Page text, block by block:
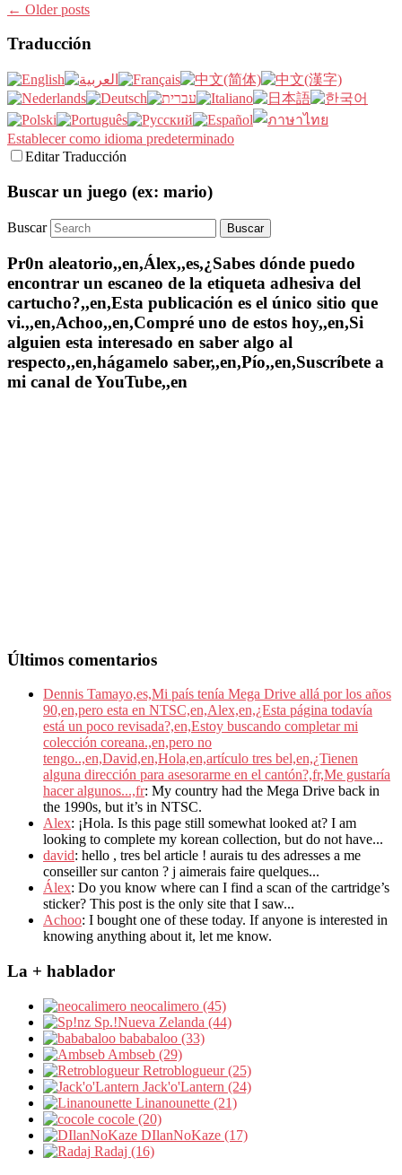
← Older posts
Traducción
Establecer como idioma predeterminado
Editar Traducción
Buscar un juego (ex: mario)
Buscar
Pr0n aleatorio,,en,Álex,,es,¿Sabes dónde puedo
encontrar un escaneo de la etiqueta adhesiva del
cartucho?,,en,Esta publicación es el único sitio que
vi.,,en,Achoo,,en,Compré uno de estos hoy,,en,Si
alguien esta interesado en saber algo al
respecto,,en,hágamelo saber,,en,Pío,,en,Suscríbete a
mi canal de YouTube,,en
Últimos comentarios
Dennis Tamayo,es,Mi país tenía Mega Drive allá por los años
90,en,pero esta en NTSC,en,Alex,en,¿Esta página todavía
está un poco revisada?,en,Estoy buscando completar mi
colección coreana.,en,pero no
tengo..,en,David,en,Hola,en,artículo tres bel,en,¿Tienen
alguna dirección para asesorarme en el cantón?,fr,Me gustaría
hacer algunos...,fr: My country had the Mega Drive back in
the 1990s, but it’s in NTSC.
Alex: ¡Hola. Is this page still somewhat looked at? I am
looking to complete my korean collection, but do not have...
david: hello , tres bel article ! aurais tu des adresses a me
conseiller sur canton ? j aimerais faire quelques...
Álex: Do you know where can I find a scan of the cartridge’s
sticker? This post is the only site that I saw...
Achoo: I bought one of these today. If anyone is interested in
knowing anything about it, let me know.
La + hablador
neocalimero (45)
Sp.!Nueva Zelanda (44)
bababaloo (33)
Ambseb (29)
Retroblogueur (25)
Jack'o'Lantern (24)
Linanounette (21)
cocole (20)
DIlanNoKaze (17)
Radaj (16)